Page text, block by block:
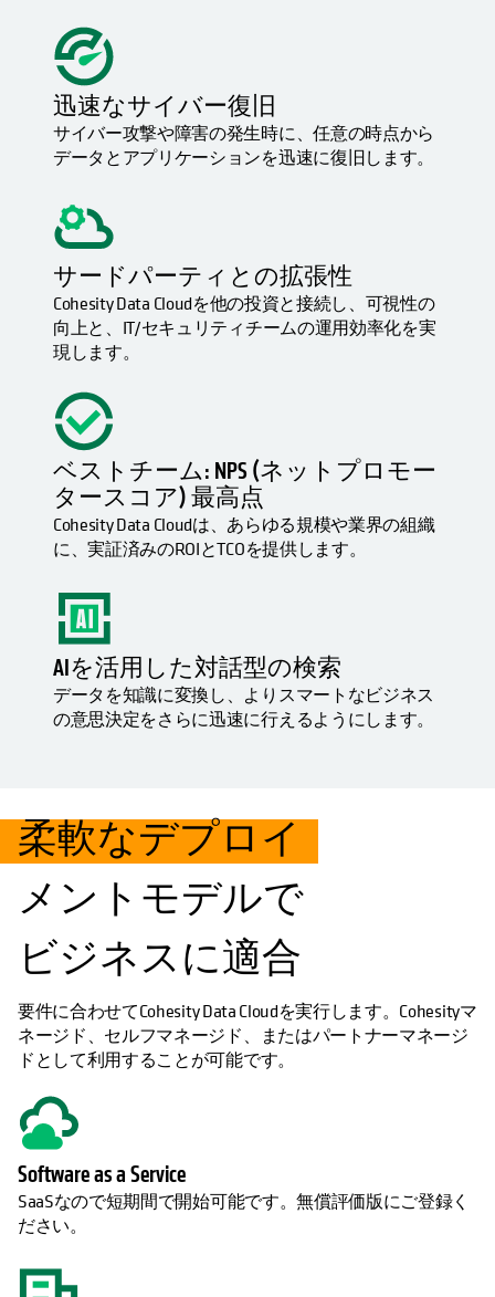
迅速なサイバー復旧
サイバー攻撃や障害の発生時に、任意の時点から
データとアプリケーションを迅速に復旧します。
サードパーティとの拡張性
Cohesity Data Cloudを他の投資と接続し、可視性の
向上と、IT/セキュリティチームの運用効率化を実
現します。
ベストチーム: NPS (ネットプロモー
タースコア) 最高点
Cohesity Data Cloudは、あらゆる規模や業界の組織
に、実証済みのROIとTCOを提供します。
AIを活用した対話型の検索
データを知識に変換し、よりスマートなビジネス
の意思決定をさらに迅速に行えるようにします。
柔軟なデプロイ
メントモデルで
ビジネスに適合
要件に合わせてCohesity Data Cloudを実行します。Cohesityマ
ネージド、セルフマネージド、またはパートナーマネージ
ドとして利用することが可能です。
Software as a Service
SaaSなので短期間で開始可能です。無償評価版にご登録く
ださい。